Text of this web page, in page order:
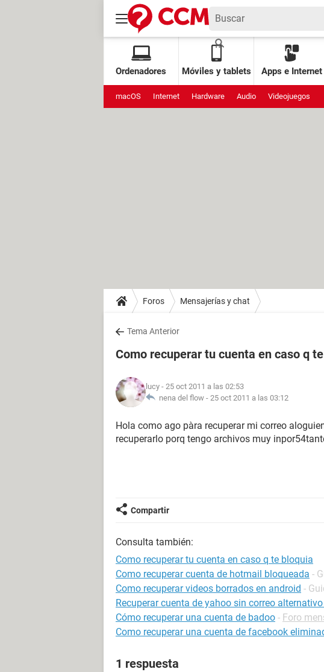
Ordenadores Móviles y tablets Apps e Internet
macOS Internet Hardware Audio Videojuegos
Foros Mensajerías y chat
Tema Anterior
Como recuperar tu cuenta en caso q
lucy - 25 oct 2011 a las 02:53
nena del flow - 25 oct 2011 a las 03:12
Hola como ago pàra recuperar mi correo
recuperarlo porq tengo archivos muy
Compartir
Consulta también:
Como recuperar tu cuenta en caso q te bloquia
Como recuperar cuenta de hotmail bloqueada -
Como recuperar videos borrados en android -
Recuperar cuenta de yahoo sin correo
Cómo recuperar una cuenta de badoo - Foro
Como recuperar una cuenta de facebook
1 respuesta